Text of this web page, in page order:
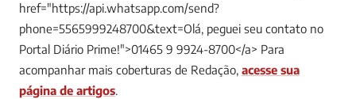
href="https://api.whatsapp.com/send?
phone=5565999248700&text=Olá, peguei seu contato no
Portal Diário Prime!">01465 9 9924-8700</a> Para
acompanhar mais coberturas de Redação, acesse sua
página de artigos.